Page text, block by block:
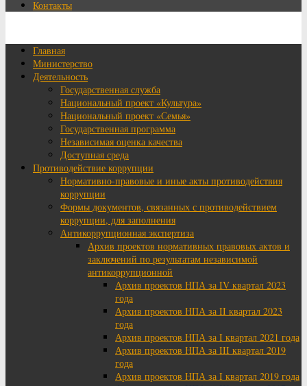
Контакты
Главная
Министерство
Деятельность
Государственная служба
Национальный проект «Культура»
Национальный проект «Семья»
Государственная программа
Независимая оценка качества
Доступная среда
Противодействие коррупции
Нормативно-правовые и иные акты противодействия
коррупции
Формы документов, связанных с противодействием
коррупции, для заполнения
Антикоррупционная экспертиза
Архив проектов нормативных правовых актов и
заключений по результатам независимой
антикоррупционной
Архив проектов НПА за IV квартал 2023
года
Архив проектов НПА за II квартал 2023
года
Архив проектов НПА за I квартал 2021 года
Архив проектов НПА за III квартал 2019
года
Архив проектов НПА за I квартал 2019 года